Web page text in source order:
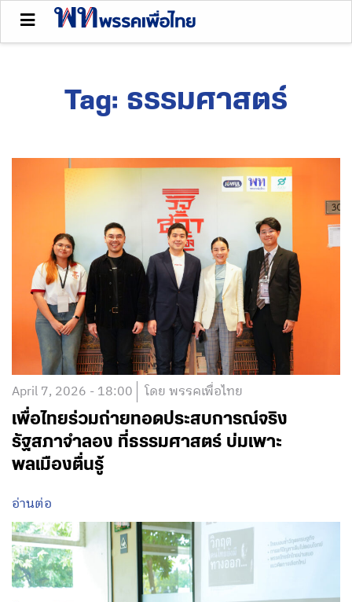
Tag: ธรรมศาสตร์
April 7, 2026 - 18:00 โดย พรรคเพื่อไทย
เพื่อไทยร่วมถ่ายทอดประสบการณ์จริง
รัฐสภาจำลอง ที่ธรรมศาสตร์ บ่มเพาะ
พลเมืองตื่นรู้
อ่านต่อ